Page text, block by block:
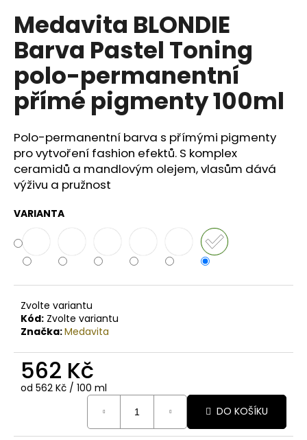
Medavita BLONDIE
Barva Pastel Toning
polo-permanentní
přímé pigmenty 100ml
Polo-permanentní barva s přímými pigmenty
pro vytvoření fashion efektů. S komplex
ceramidů a mandlovým olejem, vlasům dává
výživu a pružnost
VARIANTA
Zvolte variantu
Kód: Zvolte variantu
Značka:Medavita
562 Kč
Měrná
od 562 Kč / 100 ml
DO KOŠÍKU
u
j
e
m
e
BODY
SIMONA
BIO
JASMINE
ORGANICKÉ
RUČNĚ
BAMBUCKÉ
PRO
OSLNIVÝ
LESK
250ML
990
Kč